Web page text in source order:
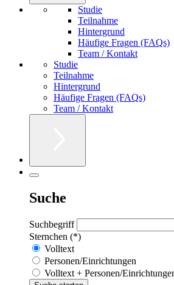
Studie
Teilnahme
Hintergrund
Häufige Fragen (FAQs)
Team / Kontakt
Studie
Teilnahme
Hintergrund
Häufige Fragen (FAQs)
Team / Kontakt
Suche
Suchbegriff
Sternchen (*)
Volltext
Personen/Einrichtungen
Volltext + Personen/